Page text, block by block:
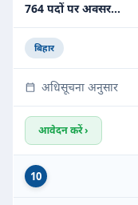
764 पदों पर अवसर…
बिहार
अधिसूचना अनुसार
आवेदन करें ›
10